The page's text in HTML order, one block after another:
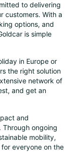
to delivering
customers. With a
options, and
is simple
in Europe or
the right solution
network of
and get an
and
ongoing
mobility,
everyone on the